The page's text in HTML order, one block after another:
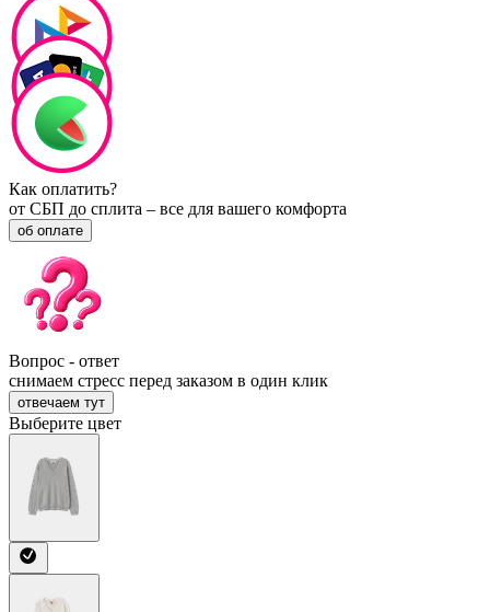
Как оплатить?
от СБП до сплита – все для вашего комфорта
об оплате
Вопрос - ответ
снимаем стресс перед заказом в один клик
отвечаем тут
Выберите цвет